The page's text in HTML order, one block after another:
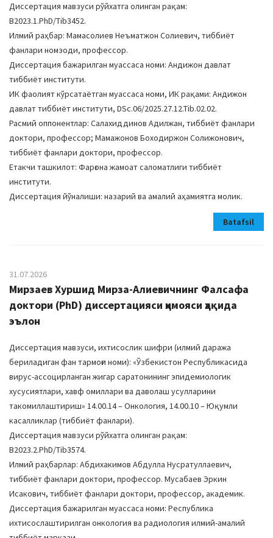
Диссертация мавзуси рўйхатга олинган рақам:
В2023.1.PhD/Tib3452.
Илмий раҳбар: Мамасолиев Неъматжон Солиевич, тиббиёт
фанлари номзоди, профессор.
Диссертация бажарилган муассаса номи: Андижон давлат
тиббиёт институти.
ИК фаолият кўрсатаётган муассаса номи, ИК рақами: Андижон
давлат тиббиёт институти, DSc.06/2025.27.12.Tib.02.02.
Расмий оппонентлар: Салахиддинов Адилжан, тиббиёт фанлари
доктори, профессор; Мамажонов Боходиржон Солижонович,
тиббиёт фанлари доктори, профессор.
Етакчи ташкилот: Фарғона жамоат саломатлиги тиббиёт
институти.
Диссертация йўналиши: назарий ва амалий аҳамиятга молик.
Batafsil
31.07.2026
Мирзаев Хуршид Мирза-Алиевичнинг Фалсафа
доктори (PhD) диссертацияси ҳимояси ҳақида
эълон
Диссертация мавзуси, ихтисослик шифри (илмий даража
бериладиган фан тармоғи номи): «Ўзбекистон Республикасида
вирус-ассоцирланган жигар саратонининг эпидемиологик
хусусиятлари, хавф омиллари ва даволаш усулларини
такомиллаштириш» 14.00.14 – Онкология, 14.00.10 – Юқумли
касалликлар (тиббиёт фанлари).
Диссертация мавзуси рўйхатга олинган рақам:
В2023.2.PhD/Tib3574.
Илмий раҳбарлар: Абдихакимов Абдулла Нусратуллаевич,
тиббиёт фанлари доктори, профессор. Мусабаев Эркин
Исакович, тиббиёт фанлари доктори, профессор, академик.
Диссертация бажарилган муассаса номи: Республика
ихтисослаштирилган онкология ва радиология илмий-амалий